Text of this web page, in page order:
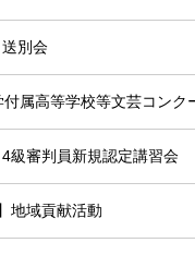
送別会
属高等学校等文芸コンク
4級審判員新規認定講習会
地域貢献活動